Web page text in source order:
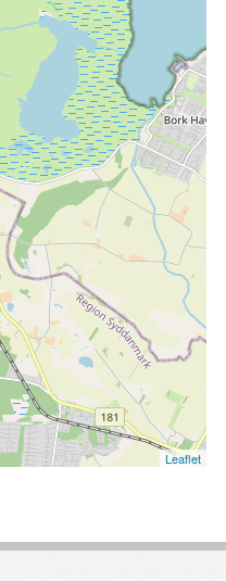
Leaflet